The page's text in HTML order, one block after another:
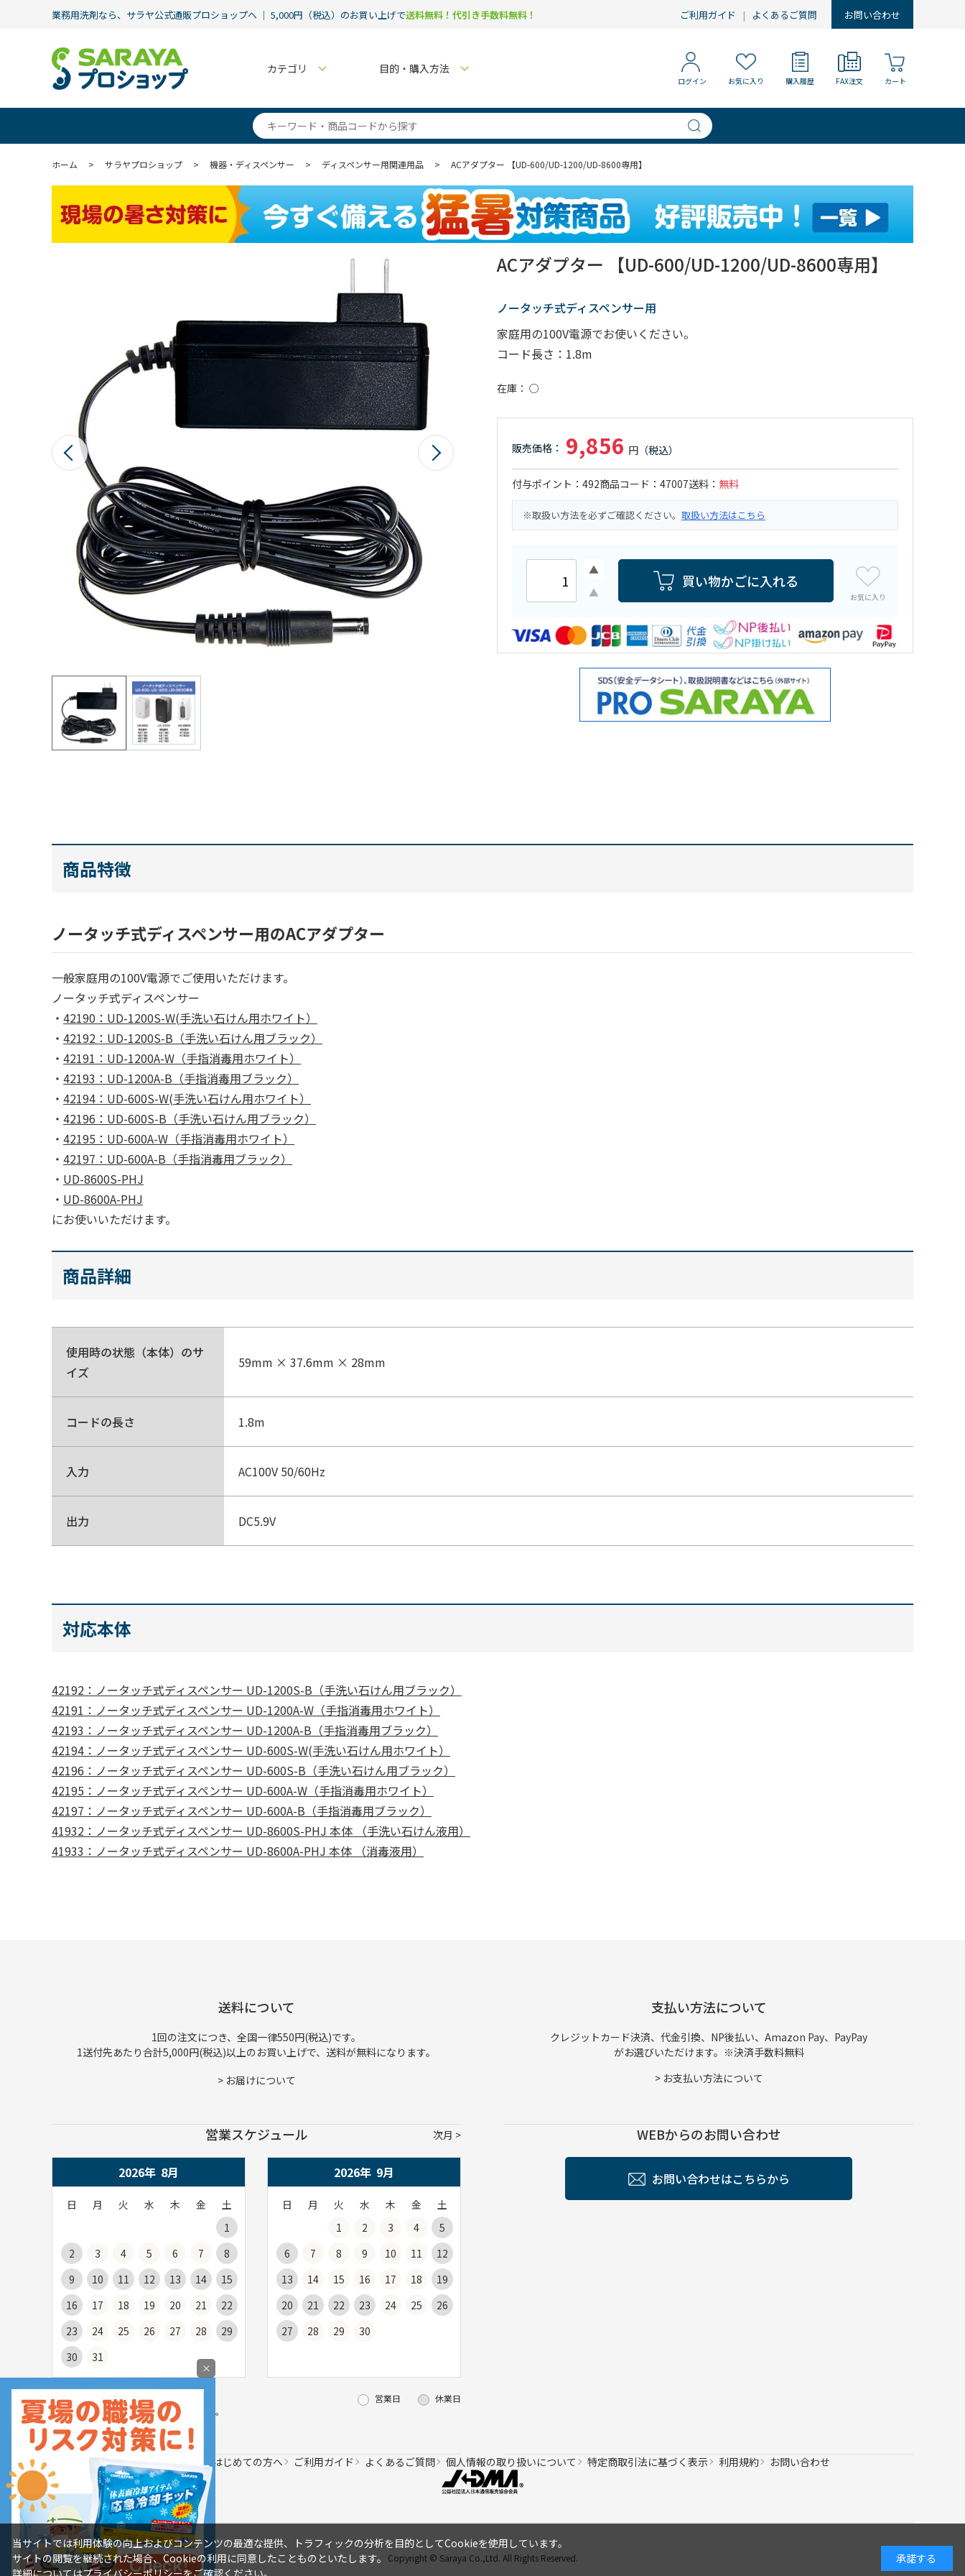
業務用洗剤なら、サラヤ公式通販プロショップへ ｜ 5,000円（税込）のお買い上げで送料無料！代引き手数料無料！ ご利用ガイド よくあるご質問 お問い合わせ
カテゴリ 目的・購入方法
ログイン お気に入り 購入履歴 FAX注文 カート
ホーム > サラヤプロショップ > 機器・ディスペンサー > ディスペンサー用関連用品 > ACアダプター 【UD-600/UD-1200/UD-8600専用】
ACアダプター 【UD-600/UD-1200/UD-8600専用】
ノータッチ式ディスペンサー用
家庭用の100V電源でお使いください。
コード長さ：1.8m
在庫 ○
9,856
付与ポイント 492商品コード 47007送料 無料
※取扱い方法を必ずご確認ください。 取扱い方法はこちら
買い物かごに入れる
お気に入り
商品特徴
ノータッチ式ディスペンサー用のACアダプター
一般家庭用の100V電源でご使用いただけます。
ノータッチ式ディスペンサー
・ 42190：UD-1200S-W(手洗い石けん用ホワイト）
・ 42192：UD-1200S-B（手洗い石けん用ブラック）
・ 42191：UD-1200A-W（手指消毒用ホワイト）
・ 42193：UD-1200A-B（手指消毒用ブラック）
・ 42194：UD-600S-W(手洗い石けん用ホワイト）
・ 42196：UD-600S-B（手洗い石けん用ブラック）
・ 42195：UD-600A-W（手指消毒用ホワイト）
・ 42197：UD-600A-B（手指消毒用ブラック）
・ UD-8600S-PHJ
・ UD-8600A-PHJ
にお使いいただけます。
商品詳細
使用時の状態（本体）のサ
イズ
59mm × 37.6mm × 28mm
コードの長さ 1.8m
入力 AC100V 50/60Hz
出力 DC5.9V
対応本体
42192：ノータッチ式ディスペンサー UD-1200S-B（手洗い石けん用ブラック）
42191：ノータッチ式ディスペンサー UD-1200A-W（手指消毒用ホワイト）
42193：ノータッチ式ディスペンサー UD-1200A-B（手指消毒用ブラック）
42194：ノータッチ式ディスペンサー UD-600S-W(手洗い石けん用ホワイト）
42196：ノータッチ式ディスペンサー UD-600S-B（手洗い石けん用ブラック）
42195：ノータッチ式ディスペンサー UD-600A-W（手指消毒用ホワイト）
42197：ノータッチ式ディスペンサー UD-600A-B（手指消毒用ブラック）
41932：ノータッチ式ディスペンサー UD-8600S-PHJ 本体 （手洗い石けん液用）
41933：ノータッチ式ディスペンサー UD-8600A-PHJ 本体 （消毒液用）
送料について
1回の注文につき、全国一律550円(税込)です。
1送付先あたり合計5,000円(税込)以上のお買い上げで、送料が無料になります。
> お届けについて
支払い方法について
クレジットカード決済、代金引換、NP後払い、Amazon Pay、PayPay
がお選びいただけます。※決済手数料無料
> お支払い方法について
営業スケジュール
2026年 8月
日 月 火 水 木 金
土
1
2
3 4 5 6 7
8
9
10 11 12 13 14
15
16
17 18 19 20 21
22
23
24 25 26 27 28
29
30
31
2026年 9月
日 月 火 水 木 金
土
1
2 3 4
5
6
7 8 9 10 11
12
13
14 15 16 17 18
19
20
21 22 23 24 25
26
27
28 29 30
次月
お届け日の目安についてはご利用ガイドの
「商品のお届けについて」をご覧ください。
営業日 休業日
WEBからのお問い合わせ
お問い合わせはこちらから
はじめての方へ ご利用ガイド よくあるご質問 個人情報の取り扱いについて 特定商取引法に基づく表示 利用規約 お問い合わせ
Copyright © Saraya Co.,Ltd. All Rights Reserved.
当サイトでは利用体験の向上およびコンテンツの最適な提供、トラフィックの分析を目的としてCookieを使用しています。
サイトの閲覧を継続された場合、Cookieの利用に同意したことものといたします。
承諾する
×